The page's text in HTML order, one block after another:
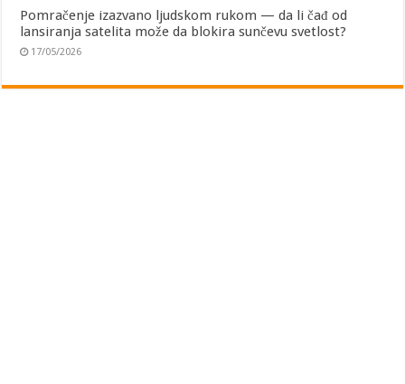
Pomračenje izazvano ljudskom rukom — da li čađ od
lansiranja satelita može da blokira sunčevu svetlost?
17/05/2026